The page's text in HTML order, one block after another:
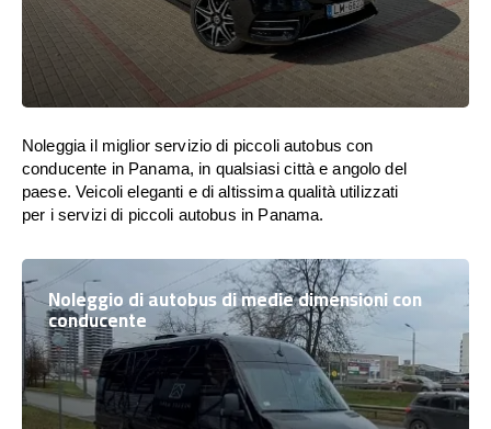
Noleggia il miglior servizio di piccoli autobus con
conducente in Panama, in qualsiasi città e angolo del
paese. Veicoli eleganti e di altissima qualità utilizzati
per i servizi di piccoli autobus in Panama.
Noleggio di autobus di medie dimensioni con
conducente